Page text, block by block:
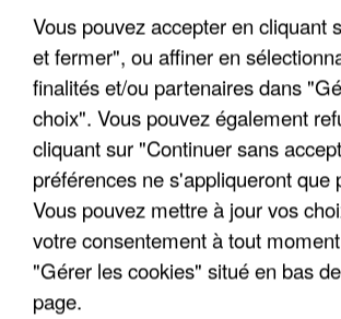
UN SECOND CADRE DE LA DZ
INTERPELLÉ EN ALGÉRIE
Vous pouvez accepter en cliquant
et fermer", ou affiner en
finalités et/ou partenaires dans
choix". Vous pouvez également
cliquant sur "Continuer sans
préférences ne s'appliqueront que
Vous pouvez mettre à jour vos
votre consentement à tout
"Gérer les cookies" situé en bas
page.